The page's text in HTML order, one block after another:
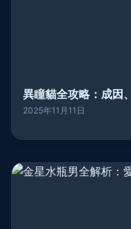
異瞳貓全攻略：成因
2025年11月11日